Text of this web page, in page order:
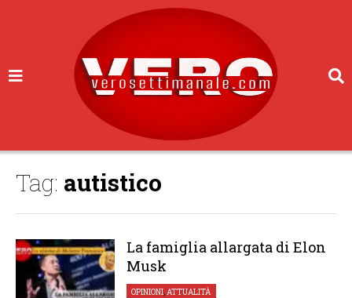
Tag: autistico
La famiglia allargata di Elon
Musk
OPINIONI,ATTUALITÀ